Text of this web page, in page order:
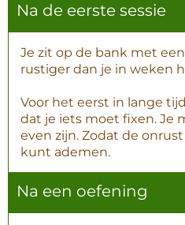
Na de eerste sessie
Je zit op de bank met
rustiger dan je in weken
Voor het eerst in lange
dat je iets moet fixen. Je
even zijn. Zodat de
kunt ademen.
Na een oefening